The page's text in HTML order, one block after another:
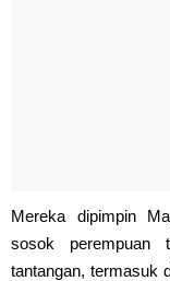
Mereka dipimpin
sosok perempuan
tantangan, termasuk